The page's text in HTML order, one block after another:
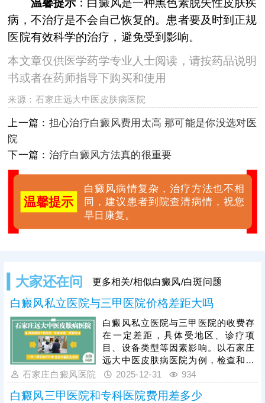
温馨提示 ：白癜风是一种黑色素脱失性皮肤疾
病，不治疗是不会自己恢复的。患者要及时到正规
医院有效科学的治疗，避免受到影响。
本文章仅供医学药学专业人士阅读，请按药品说明
书或者在药师指导下购买和使用
来源：石家庄远大中医皮肤病医院
上一篇： 担心治疗白癜风费用太高 那可能是你没选对医
院
下一篇： 治疗白癜风方法真的很重要
温馨提示
白癜风病情复杂，治疗方法也不相
同，建议患者到院查清病情，祝您
早日康复。
大家还在问 更多相关/相似白癜风/白斑问题
白癜风私立医院与三甲医院价格差距大吗
白癜风私立医院与三甲医院的收费存
在一定差距，具体受地区、诊疗项
目、设备类型等因素影响。以石家庄
远大中医皮肤病医院为例，检查和治
疗均有明确且公正透明的收费标准，
地治白癜风口碑不错的医院，获得患
石家庄白癜风医院 2025-12-31 934
白癜风三甲医院和专科医院费用差多少